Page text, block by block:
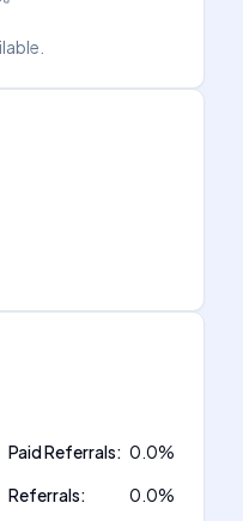
Paid Referrals: 0.0%
Referrals: 0.0%